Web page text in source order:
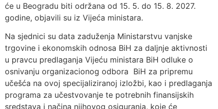
će u Beogradu biti održana od 15. 5. do 15. 8. 2027.
godine, objavili su iz Vijeća ministara.
Na sjednici su data zaduženja Ministarstvu vanjske
trgovine i ekonomskih odnosa BiH za daljnje aktivnosti
u pravcu predlaganja Vijeću ministara BiH odluke o
osnivanju organizacionog odbora BiH za pripremu
učešća na ovoj specijaliziranoj izložbi, kao i predlaganja
programa za učestvovanje te potrebnih finansijskih
sredstava i načina njihovog osiguranja, koje će